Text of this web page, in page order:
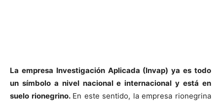
La empresa Investigación Aplicada (Invap) ya es todo
un símbolo a nivel nacional e internacional y está en
suelo rionegrino. En este sentido, la empresa rionegrina